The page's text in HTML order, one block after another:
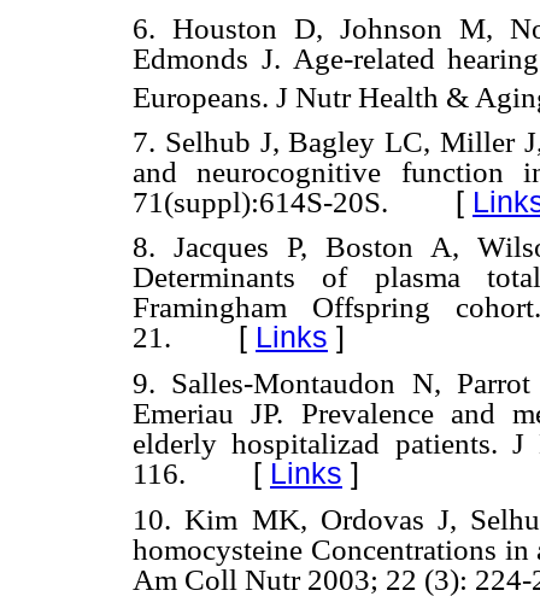
6. Houston D, Johnson M,
Edmonds J. Age-related
Europeans. J Nutr Health &
7. Selhub J, Bagley LC, Miller
and neurocognitive function
71(suppl):614S-20S. [
8. Jacques P, Boston A,
Determinants of plasma
Framingham Offspring
21. [ Links ]
9. Salles-Montaudon N,
Emeriau JP. Prevalence and
elderly hospitalizad patients. J
116. [ Links ]
10. Kim MK, Ordovas J,
homocysteine Concentrations in
Am Coll Nutr 2003; 22 (3): 224-